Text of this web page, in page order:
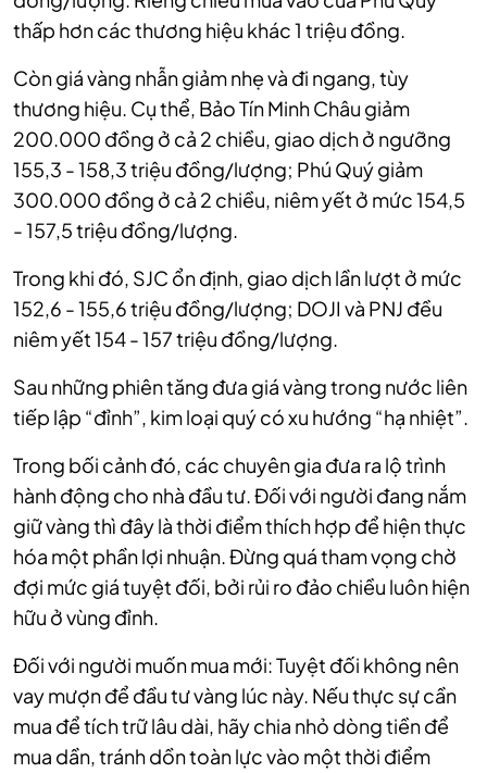
thấp hơn các thương hiệu khác 1 triệu đồng.
Còn giá vàng nhẫn giảm nhẹ và đi ngang, tùy
thương hiệu. Cụ thể, Bảo Tín Minh Châu giảm
200.000 đồng ở cả 2 chiều, giao dịch ở ngưỡng
155,3 - 158,3 triệu đồng/lượng; Phú Quý giảm
300.000 đồng ở cả 2 chiều, niêm yết ở mức 154,5
- 157,5 triệu đồng/lượng.
Trong khi đó, SJC ổn định, giao dịch lần lượt ở mức
152,6 - 155,6 triệu đồng/lượng; DOJI và PNJ đều
niêm yết 154 - 157 triệu đồng/lượng.
Sau những phiên tăng đưa giá vàng trong nước liên
tiếp lập “đỉnh”, kim loại quý có xu hướng “hạ nhiệt”.
Trong bối cảnh đó, các chuyên gia đưa ra lộ trình
hành động cho nhà đầu tư. Đối với người đang nắm
giữ vàng thì đây là thời điểm thích hợp để hiện thực
hóa một phần lợi nhuận. Đừng quá tham vọng chờ
đợi mức giá tuyệt đối, bởi rủi ro đảo chiều luôn hiện
hữu ở vùng đỉnh.
Đối với người muốn mua mới: Tuyệt đối không nên
vay mượn để đầu tư vàng lúc này. Nếu thực sự cần
mua để tích trữ lâu dài, hãy chia nhỏ dòng tiền để
mua dần, tránh dồn toàn lực vào một thời điểm